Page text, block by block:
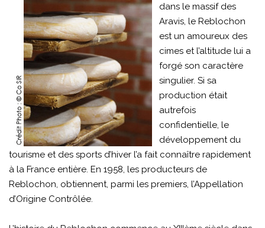
dans le massif des
Aravis, le Reblochon
est un amoureux des
cimes et l’altitude lui a
forgé son caractère
singulier. Si sa
production était
autrefois
confidentielle, le
développement du
tourisme et des sports d’hiver l’a fait connaître rapidement
à la France entière. En 1958, les producteurs de
Reblochon, obtiennent, parmi les premiers, l’Appellation
d’Origine Contrôlée.